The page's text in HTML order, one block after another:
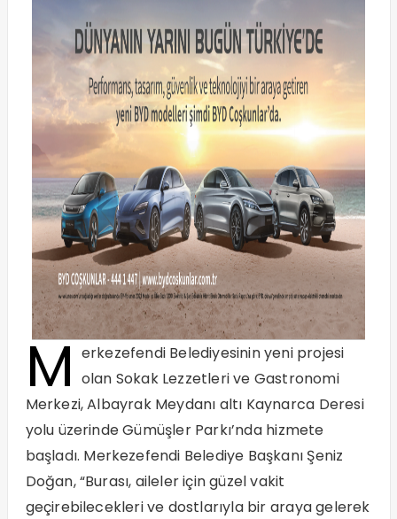
M erkezefendi Belediyesinin yeni projesi
olan Sokak Lezzetleri ve Gastronomi
Merkezi, Albayrak Meydanı altı Kaynarca Deresi
yolu üzerinde Gümüşler Parkı’nda hizmete
başladı. Merkezefendi Belediye Başkanı Şeniz
Doğan, “Burası, aileler için güzel vakit
geçirebilecekleri ve dostlarıyla bir araya gelerek